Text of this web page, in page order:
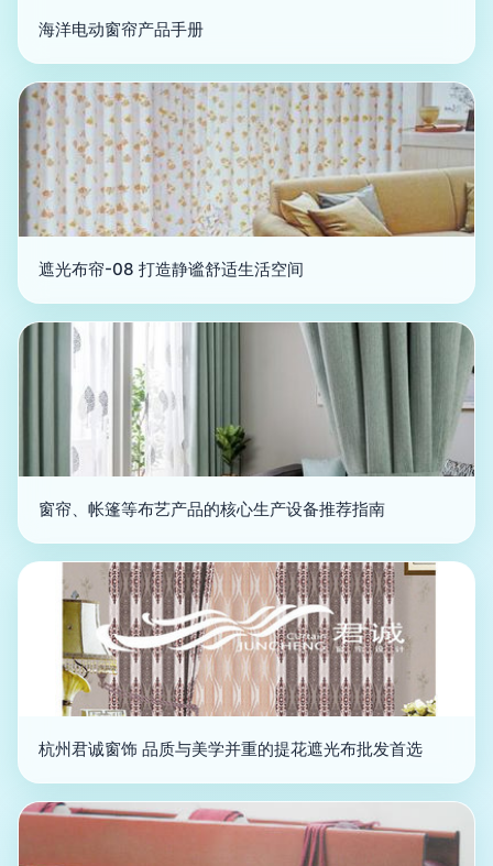
海洋电动窗帘产品手册
遮光布帘-08 打造静谧舒适生活空间
窗帘、帐篷等布艺产品的核心生产设备推荐指南
杭州君诚窗饰 品质与美学并重的提花遮光布批发首选